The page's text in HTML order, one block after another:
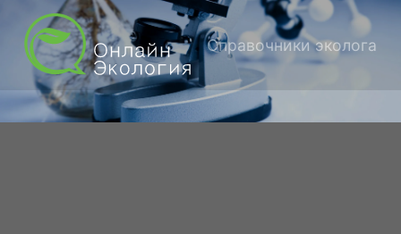
Справочники эколога